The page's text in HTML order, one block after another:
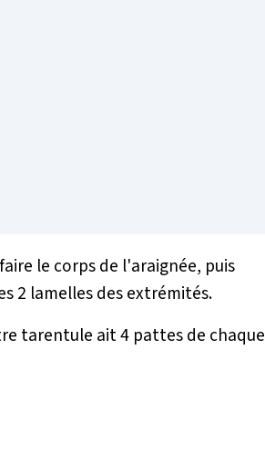
le corps de l'araignée, puis
2 lamelles des extrémités.
tarentule ait 4 pattes de chaque